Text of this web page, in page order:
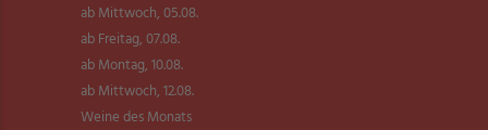
ab Mittwoch, 05.08.
ab Freitag, 07.08.
ab Montag, 10.08.
ab Mittwoch, 12.08.
Weine des Monats